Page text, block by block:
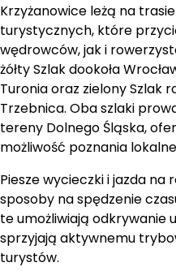
Krzyżanowice leżą na
turystycznych, które
wędrowców, jak i
żółty Szlak dookoła
Turonia oraz zielony Szlak
Trzebnica. Oba szlaki
tereny Dolnego Śląska,
możliwość poznania
Piesze wycieczki i jazda na
sposoby na spędzenie
te umożliwiają odkrywanie
sprzyjają aktywnemu
turystów.